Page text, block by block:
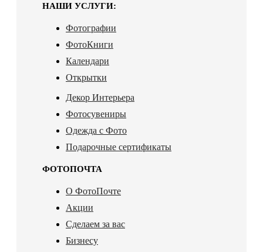
НАШИ УСЛУГИ:
Фотографии
ФотоКниги
Календари
Открытки
Декор Интерьера
Фотосувениры
Одежда с Фото
Подарочные сертификаты
ФОТОПОЧТА
О ФотоПочте
Акции
Сделаем за вас
Бизнесу